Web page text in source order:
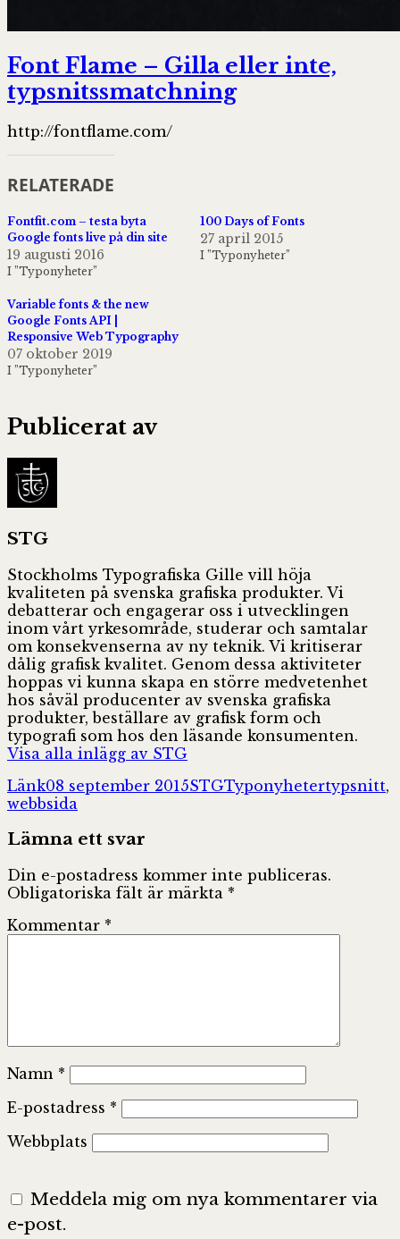
Font Flame – Gilla eller inte,
typsnitssmatchning
http://fontflame.com/
RELATERADE
Fontfit.com – testa byta
Google fonts live på din site
19 augusti 2016
I ”Typonyheter”
100 Days of Fonts
27 april 2015
I ”Typonyheter”
Variable fonts & the new
Google Fonts API |
Responsive Web Typography
07 oktober 2019
I ”Typonyheter”
Publicerat av
STG
Stockholms Typografiska Gille vill höja
kvaliteten på svenska grafiska produkter. Vi
debatterar och engagerar oss i utvecklingen
inom vårt yrkesområde, studerar och samtalar
om konsekvenserna av ny teknik. Vi kritiserar
dålig grafisk kvalitet. Genom dessa aktiviteter
hoppas vi kunna skapa en större medvetenhet
hos såväl producenter av svenska grafiska
produkter, beställare av grafisk form och
typografi som hos den läsande konsumenten.
Visa alla inlägg av STG
Format
LänkPostat
08 september 2015Författare
STGKategorier
TyponyheterTaggar
typsnitt,
webbsida
Lämna ett svar
Din e-postadress kommer inte publiceras.
Obligatoriska fält är märkta *
Kommentar *
Namn *
E-postadress *
Webbplats
Meddela mig om nya kommentarer via
e-post.